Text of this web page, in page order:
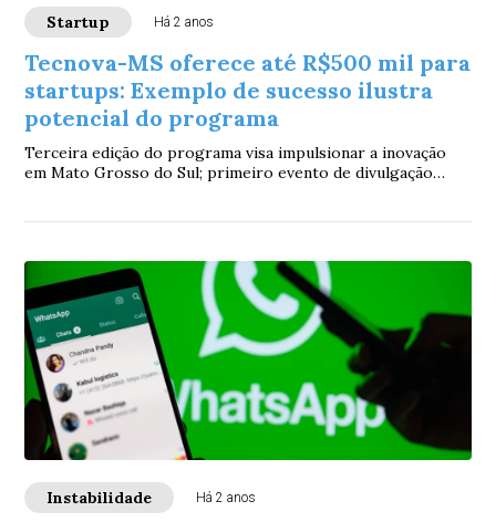
Startup Há 2 anos
Tecnova-MS oferece até R$500 mil para
startups: Exemplo de sucesso ilustra
potencial do programa
Terceira edição do programa visa impulsionar a inovação
em Mato Grosso do Sul; primeiro evento de divulgação
Instabilidade Há 2 anos